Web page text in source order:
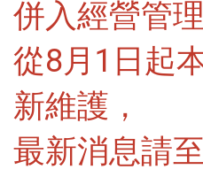
併入經營管
從8月1日起
新維護，
最新消息請至